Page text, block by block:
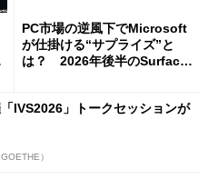
PC市場の逆風下でMicrosoft
が仕掛ける“サプライズ”と
は？ 2026年後半のSurface
IVS2026」トークセッションが
）